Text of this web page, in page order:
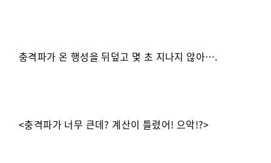
충격파가 온 행성을 뒤덮고 몇 초 지나지 않아….
<충격파가 너무 큰데? 계산이 틀렸어! 으악!?>